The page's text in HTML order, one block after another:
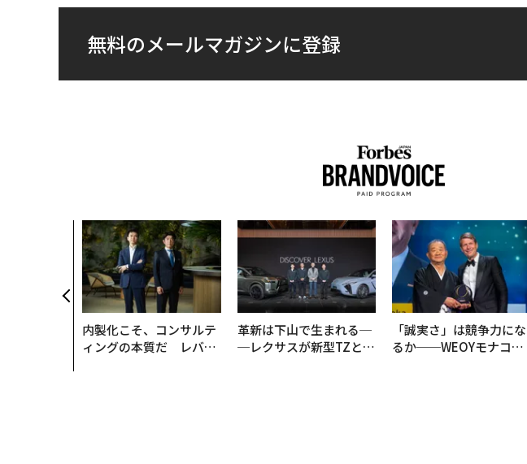
無料のメールマガジンに登録
内製化こそ、コンサルテ
ィングの本質だ レバレ
革新は下山で生まれる─
─レクサスが新型TZとE
「誠実さ」は競争力にな
るか──WEOYモナコで